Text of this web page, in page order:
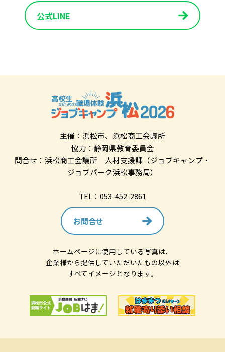
公式LINE
主催：浜松市、浜松商工会議所
協力：静岡県教育委員会
問合せ：浜松商工会議所 人材支援課（ジョブキャンプ・
ジョブパーク浜松事務局）
TEL：053-452-2861
お問合せ
ホームページに使用している写真は、
企業様から提供していただいたもの以外は
すべてイメージとなります。